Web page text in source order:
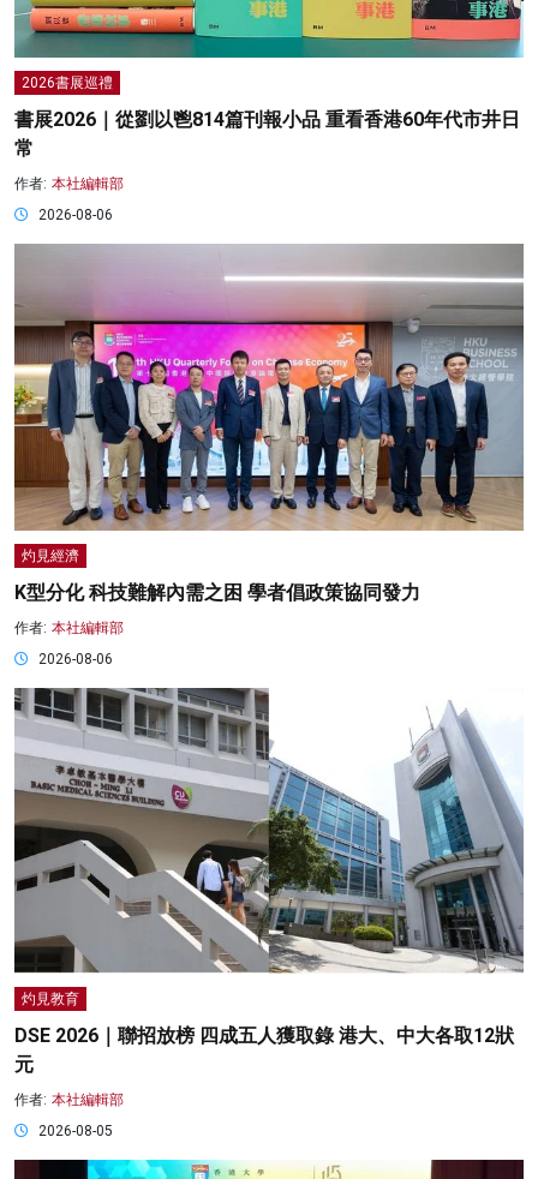
2026書展巡禮
書展2026｜從劉以鬯814篇刊報小品 重看香港60年代市井日
常
作者: 本社編輯部
2026-08-06
灼見經濟
K型分化 科技難解內需之困 學者倡政策協同發力
作者: 本社編輯部
2026-08-06
灼見教育
DSE 2026｜聯招放榜 四成五人獲取錄 港大、中大各取12狀
元
作者: 本社編輯部
2026-08-05